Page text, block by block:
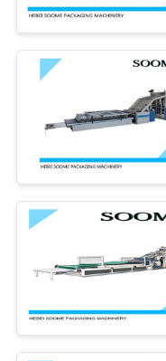
de la
cartón
correa